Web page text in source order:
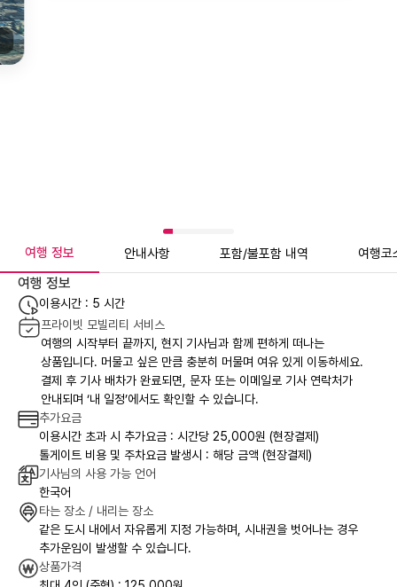
여행 정보 안내사항 포함/불포함 내역 여행코
여행 정보
이용시간 : 5 시간
프라이빗 모빌리티 서비스
여행의 시작부터 끝까지, 현지 기사님과 함께 편하게 떠나는
상품입니다. 머물고 싶은 만큼 충분히 머물며 여유 있게 이동하세요.
결제 후 기사 배차가 완료되면, 문자 또는 이메일로 기사 연락처가
안내되며 ‘내 일정’에서도 확인할 수 있습니다.
추가요금
이용시간 초과 시 추가요금 : 시간당 25,000원 (현장결제)
톨게이트 비용 및 주차요금 발생시 : 해당 금액 (현장결제)
기사님의 사용 가능 언어
한국어
타는 장소 / 내리는 장소
같은 도시 내에서 자유롭게 지정 가능하며, 시내권을 벗어나는 경우
추가운임이 발생할 수 있습니다.
상품가격